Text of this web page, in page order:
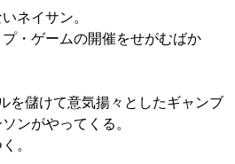
ネイサン。
・ゲームの開催をせがむばか
を儲けて意気揚々としたギャンブ
ンがやってくる。
。